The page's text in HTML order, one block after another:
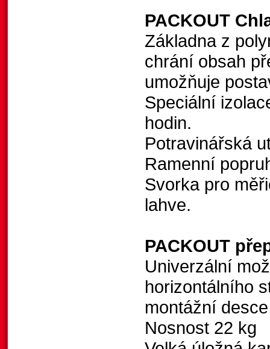
PACKOUT
Základna z
chrání obsah
umožňuje
Speciální
hodin.
Potravinářská
Ramenní
Svorka pro
lahve.
PACKOUT
Univerzální
horizontálního
montážní
Nosnost 22 kg